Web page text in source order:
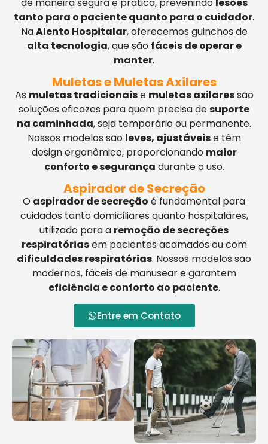
tanto para o paciente quanto para o cuidador.
NaAlento Hospitalar, oferecemos guinchos de
alta tecnologia, que são fáceis de operar e
manter.
Muletas e Muletas Axilares
As muletas tradicionaise muletas axilaressão
soluções eficazes para quem precisa desuporte
na caminhada, seja temporário ou permanente.
Nossos modelos são leves, ajustáveise têm
design ergonômico, proporcionando maior
conforto e segurança durante o uso.
Aspirador de Secreção
O aspirador de secreção é fundamental para
cuidados tanto domiciliares quanto hospitalares,
utilizado para a remoção de secreções
respiratóriasem pacientes acamados ou com
dificuldades respiratórias. Nossos modelos são
modernos, fáceis de manusear e garantem
eficiência e conforto ao paciente.
Entre em Contato